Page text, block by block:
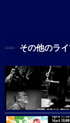
その他のラ